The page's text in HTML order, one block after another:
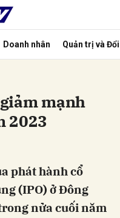
Doanh nhân Quản trị và
mạnh
2023
phát hành cổ
(IPO) ở Đông
nửa cuối năm
Hủy